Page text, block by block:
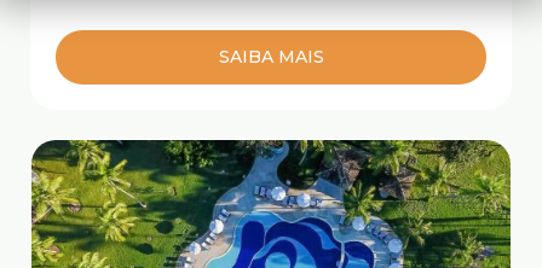
SAIBA MAIS